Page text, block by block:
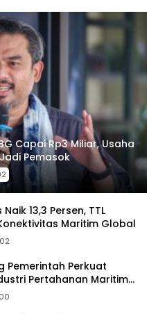
Capai Rp3 Miliar, Usaha
Pemasok
13,3 Persen, TTL
Maritim Global
Pemerintah Perkuat
Pertahanan Maritim